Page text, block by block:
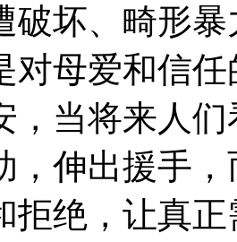
破坏、畸形
对母爱和信
，当将来人
，伸出援手
拒绝，让真